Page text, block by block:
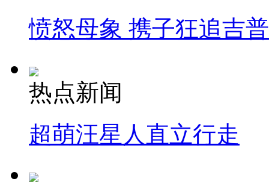
愤怒母象 携子狂追吉
热点新闻
超萌汪星人直立行走